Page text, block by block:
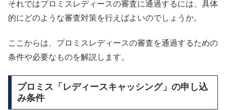
それではプロミスレディースの審査に通過するには、具体
的にどのような審査対策を行えばよいのでしょうか。
ここからは、プロミスレディースの審査を通過するための
条件や必要なものを解説します。
プロミス「レディースキャッシング」の申し込
み条件